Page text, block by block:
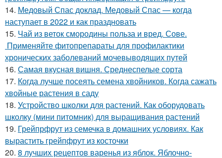
14. Медовый Спас доклад. Медовый Спас — когда
наступает в 2022 и как праздновать
15. Чай из веток смородины польза и вред. Сове.
Применяйте фитопрепараты для профилактики
хронических заболеваний мочевыводящих путей
16. Самая вкусная вишня. Среднеспелые сорта
17. Когда лучше посеять семена хвойников. Когда сажать
хвойные растения в саду
18. Устройство школки для растений. Как оборудовать
школку (мини питомник) для выращивания растений
19. Грейпрфрут из семечка в домашних условиях. Как
вырастить грейпфрут из косточки
20. 8 лучших рецептов варенья из яблок. Яблочно-